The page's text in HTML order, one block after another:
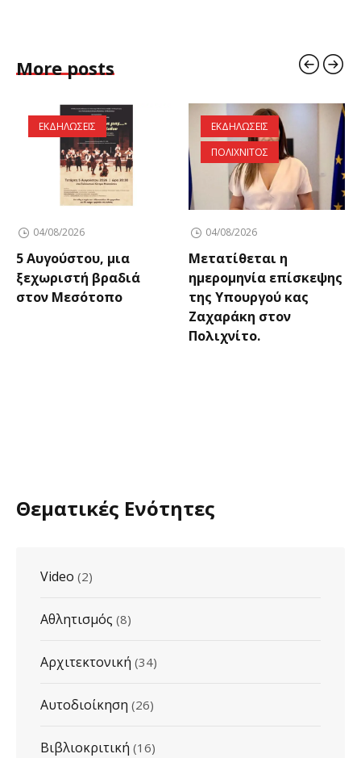
More posts
ΕΚΔΗΛΩΣΕΙΣ
04/08/2026
5 Αυγούστου, μια
ξεχωριστή βραδιά
στον Μεσότοπο
ΕΚΔΗΛΩΣΕΙΣ
ΠΟΛΙΧΝΙΤΟΣ
04/08/2026
Μετατίθεται η
ημερομηνία επίσκεψης
της Υπουργού κας
Ζαχαράκη στον
Πολιχνίτο.
Θεματικές Ενότητες
Video (2)
Αθλητισμός (8)
Αρχιτεκτονική (34)
Αυτοδιοίκηση (26)
Βιβλιοκριτική (16)